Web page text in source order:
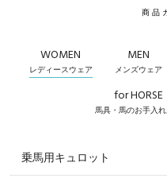
商品
WOMEN
レディースウェア
MEN
メンズウェア
for HORSE
馬具・馬のお手入
乗馬用キュロット